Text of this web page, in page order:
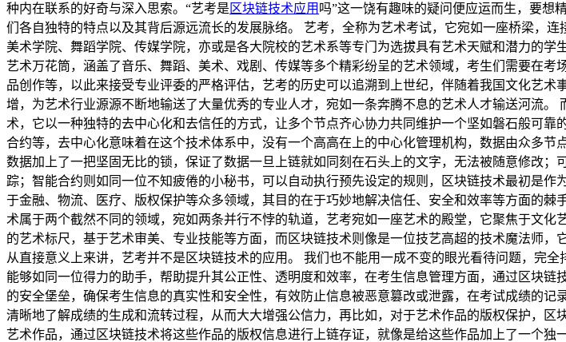
种内在联系的好奇与深入思索。“艺考是 区块链技术应用 吗”这一饶有趣味的疑问便应运而生，要想
们各自独特的特点以及其背后源远流长的发展脉络。 艺考，全称为艺术考试，它宛如一座桥梁，
美术学院、舞蹈学院、传媒学院，亦或是各大院校的艺术系等专门为选拔具有艺术天赋和潜力的
艺术万花筒，涵盖了音乐、舞蹈、美术、戏剧、传媒等多个精彩纷呈的艺术领域，考生们需要在
品创作等，以此来接受专业评委的严格评估，艺考的历史可以追溯到上世纪，伴随着我国文化艺
增，为艺术行业源源不断地输送了大量优秀的专业人才，宛如一条奔腾不息的艺术人才输送河流
术，它以一种独特的去中心化和去信任的方式，让多个节点齐心协力共同维护一个坚如磐石般可
合约等，去中心化意味着在这个技术体系中，没有一个高高在上的中心化管理机构，数据由众多
数据加上了一把坚固无比的锁，保证了数据一旦上链就如同刻在石头上的文字，无法被随意修改
踪；智能合约则如同一位不知疲倦的小秘书，可以自动执行预先设定的规则，区块链技术最初是
于金融、物流、医疗、版权保护等众多领域，其目的在于巧妙地解决信任、安全和效率等方面的
术属于两个截然不同的领域，宛如两条并行不悖的轨道，艺考宛如一座艺术的殿堂，它聚焦于文
的艺术标尺，基于艺术审美、专业技能等方面，而区块链技术则像是一位技艺高超的技术魔法师
从直接意义上来讲，艺考并不是区块链技术的应用。 我们也不能用一成不变的眼光看待问题，完
能够如同一位得力的助手，帮助提升其公正性、透明度和效率，在考生信息管理方面，通过区块
的安全堡垒，确保考生信息的真实性和安全性，有效防止信息被恶意篡改或泄露，在考试成绩的
清晰地了解成绩的生成和流转过程，从而大大增强公信力，再比如，对于艺术作品的版权保护，
艺术作品，通过区块链技术将这些作品的版权信息进行上链存证，就像是给这些作品加上了一个